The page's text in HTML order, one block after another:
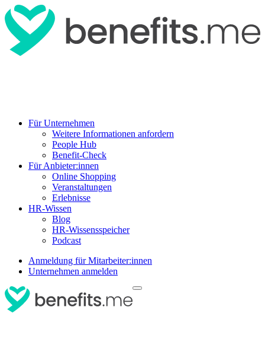
Für Unternehmen
Weitere Informationen anfordern
People Hub
Benefit-Check
Für Anbieter:innen
Online Shopping
Veranstaltungen
Erlebnisse
HR-Wissen
Blog
HR-Wissensspeicher
Podcast
Anmeldung für Mitarbeiter:innen
Unternehmen anmelden